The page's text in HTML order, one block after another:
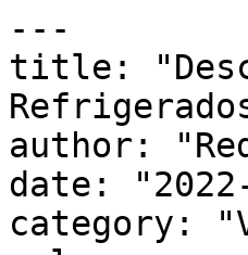
---
title:
author:
date:
category: